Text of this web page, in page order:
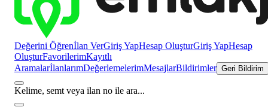
Değerini Öğrenİlan VerGiriş YapHesap OluşturGiriş YapHesap
OluşturFavorilerimKayıtlı
AramalarİlanlarımDeğerlemelerimMesajlarBildirimler Geri Bildirim
Kelime, semt veya ilan no ile ara...